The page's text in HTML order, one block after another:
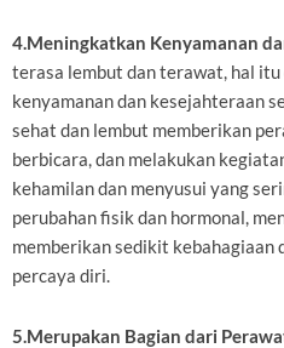
4.Meningkatkan Kenyamanan
terasa lembut dan terawat, hal
kenyamanan dan kesejahteraan
sehat dan lembut memberikan
berbicara, dan melakukan
kehamilan dan menyusui yang
perubahan fisik dan hormonal,
memberikan sedikit kebahagiaan
percaya diri.
5.Merupakan Bagian dari